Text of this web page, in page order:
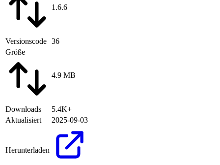
1.6.6
Versionscode 36
Größe
4.9 MB
Downloads
5.4K+
Aktualisiert
2025-09-03
Herunterladen